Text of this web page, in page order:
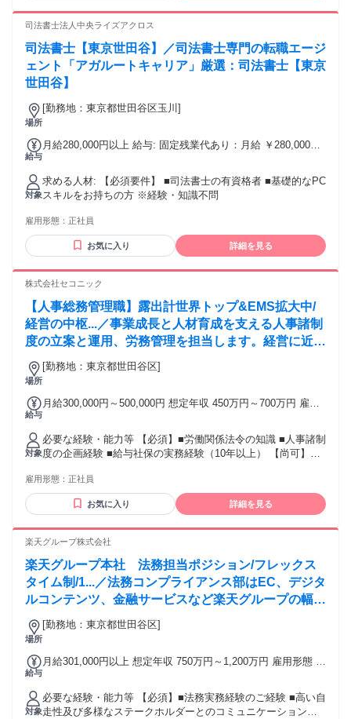
務経験 【当社】大型インクジェットプリンタ開発に強みを持
賞したこともございます。 学歴・資格 学歴：大学院 大学 語
学力：英語 資格：
司法書士法人中央ライズアクロス
司法書士【東京世田谷】／司法書士専門の転職エージ
ェント「アガルートキャリア」厳選：司法書士【東京
世田谷】
場所
[勤務地：東京都世田谷区玉川]
給与
月給280,000円以上 給与: 固定残業代あり：月給 ￥280,000以
む。30時間を超える残業代は追加で支給する。 経験・年齢を
考慮の上、同社規定により優遇します。 ■月給28万円〜 ※上
記には固定残業手当を含みます。 ※30時間分、5万8,121円〜
■昇給 年1回
対象
求める人材: 【必須要件】 ■司法書士の有資格者 ■基礎的なPC
スキルをお持ちの方 ※経験・知識不問
雇用形態： 正社員
お気に入り 詳細を見る
株式会社セコニック
【人事総務管理職】露出計世界トップ&EMS拡大中/
経営の中枢...／事業成長と人材育成を支える人事諸制
度の立案と運用、労務管理を担当します。経営に近い
立場で意思決定に関わります。【業務内容の変更範
囲：会社の定める業務】
場所
[勤務地：東京都世田谷区]
給与
月給300,000円～500,000円 想定年収 450万円～700万円 雇用
給￥300,000～￥500,000 基本給￥300,000～￥500,000を含む/
月 ■賞与実績:年2回 諸手当：通勤手当（会社規定に基づき支
給）、残業手当（残業時間に応じて別途支給） 試用期間 有
期間：3ヶ月 備考：変更無
対象
必要な経験・能力等 【必須】■労働関係法令の知識 ■人事諸制
度の企画経験 ■給与社保の実務経験（10年以上） 【尚可】■
職経験 【求める人物像】制度設計に留まらず、現場への落と
し込み・運用改善まで責任を持ちたい方や、変革フェーズに
やりがいを感じる方を歓迎します。 【入社後のキャリア】ま
徐々に経営課題の解決に効果的な施策を実行し、将来的には
格 学歴：大学院 大学 語学力： 資格：
雇用形態： 正社員
お気に入り 詳細を見る
楽天グループ株式会社
楽天グループ本社 法務担当ポジション/フレックス
タイム制/1...／法務コンプライアンス部はEC、デジタ
ルコンテンツ、金融サービスなど楽天グループの幅広
いサービスのリーガルサポートや、新たなサービスの
ローンチや買収における法務面でのサポートを行って
場所
[勤務地：東京都世田谷区]
給与
月給301,000円以上 想定年収 750万円～1,200万円 雇用形態 正
￥301,000～ 基本給￥228,608～ 固定残業代￥72,392～を含
む/月 諸手当：通勤手当（会社規定に基づき支給）、残業手当
対象
必要な経験・能力等 【必須】■法務実務経験のご経験 ■高い自
走性及び多様なステークホルダーとのコミュニケーション能